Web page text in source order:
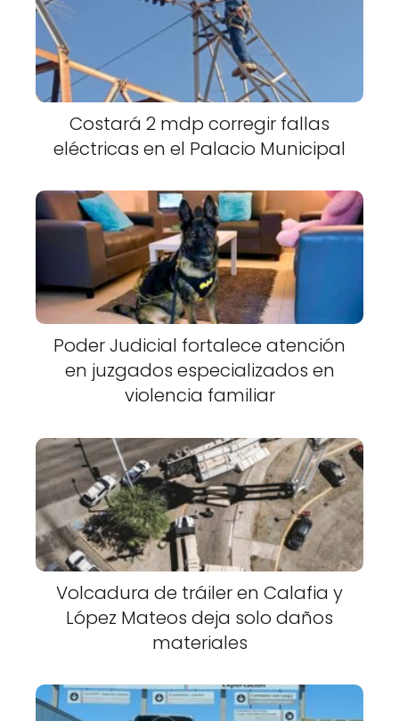
Costará 2 mdp corregir fallas
eléctricas en el Palacio Municipal
Poder Judicial fortalece atención
en juzgados especializados en
violencia familiar
Volcadura de tráiler en Calafia y
López Mateos deja solo daños
materiales